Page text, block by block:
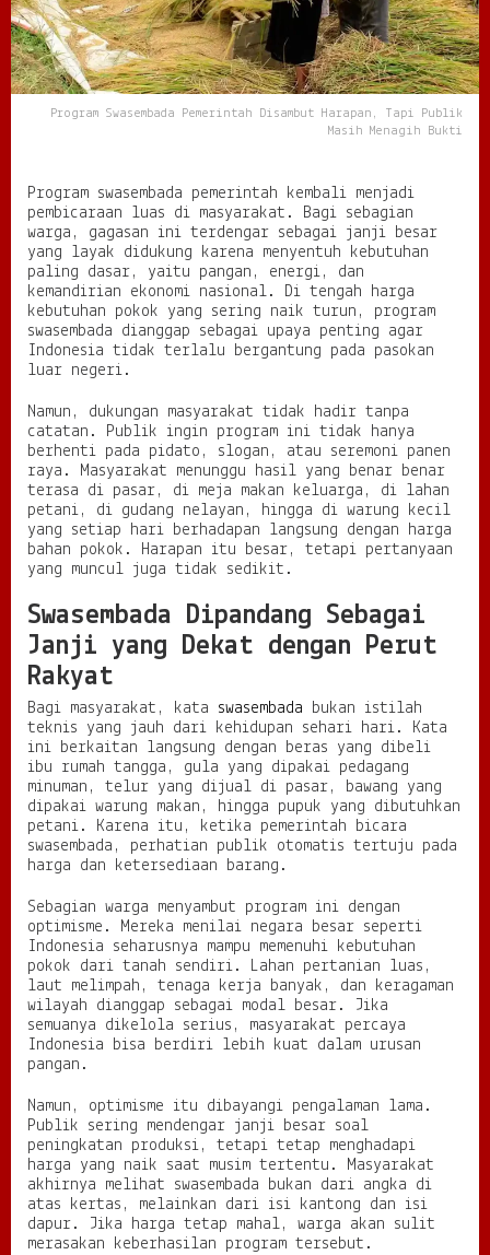
r
i
n
t
a
h
a
m
b
u
t
H
a
r
a
n
,
T
a
p
i
P
u
b
i
k
M
i
h
M
e
n
a
g
i
h
u
k
t
Program Swasembada Pemerintah Disambut Harapan, Tapi Publik
Masih Menagih Bukti
Program swasembada pemerintah kembali menjadi
pembicaraan luas di masyarakat. Bagi sebagian
warga, gagasan ini terdengar sebagai janji besar
yang layak didukung karena menyentuh kebutuhan
paling dasar, yaitu pangan, energi, dan
kemandirian ekonomi nasional. Di tengah harga
kebutuhan pokok yang sering naik turun, program
swasembada dianggap sebagai upaya penting agar
Indonesia tidak terlalu bergantung pada pasokan
luar negeri.
Namun, dukungan masyarakat tidak hadir tanpa
catatan. Publik ingin program ini tidak hanya
berhenti pada pidato, slogan, atau seremoni panen
raya. Masyarakat menunggu hasil yang benar benar
terasa di pasar, di meja makan keluarga, di lahan
petani, di gudang nelayan, hingga di warung kecil
yang setiap hari berhadapan langsung dengan harga
bahan pokok. Harapan itu besar, tetapi pertanyaan
yang muncul juga tidak sedikit.
Swasembada Dipandang Sebagai
Janji yang Dekat dengan Perut
Rakyat
Bagi masyarakat, kata swasembada bukan istilah
teknis yang jauh dari kehidupan sehari hari. Kata
ini berkaitan langsung dengan beras yang dibeli
ibu rumah tangga, gula yang dipakai pedagang
minuman, telur yang dijual di pasar, bawang yang
dipakai warung makan, hingga pupuk yang dibutuhkan
petani. Karena itu, ketika pemerintah bicara
swasembada, perhatian publik otomatis tertuju pada
harga dan ketersediaan barang.
Sebagian warga menyambut program ini dengan
optimisme. Mereka menilai negara besar seperti
Indonesia seharusnya mampu memenuhi kebutuhan
pokok dari tanah sendiri. Lahan pertanian luas,
laut melimpah, tenaga kerja banyak, dan keragaman
wilayah dianggap sebagai modal besar. Jika
semuanya dikelola serius, masyarakat percaya
Indonesia bisa berdiri lebih kuat dalam urusan
pangan.
Namun, optimisme itu dibayangi pengalaman lama.
Publik sering mendengar janji besar soal
peningkatan produksi, tetapi tetap menghadapi
harga yang naik saat musim tertentu. Masyarakat
akhirnya melihat swasembada bukan dari angka di
atas kertas, melainkan dari isi kantong dan isi
dapur. Jika harga tetap mahal, warga akan sulit
merasakan keberhasilan program tersebut.